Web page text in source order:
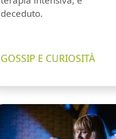
deceduto.
GOSSIP E CURIOSITÀ